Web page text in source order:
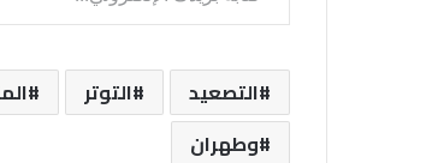
التصعيد التوتر
وطهران